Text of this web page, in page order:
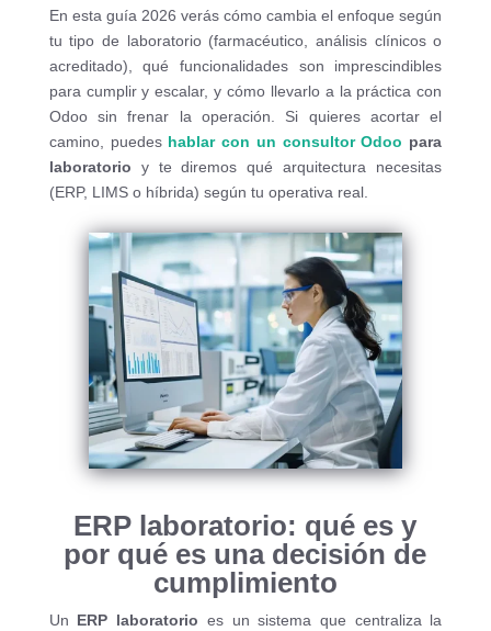
En esta guía 2026 verás cómo cambia el enfoque según
tu tipo de laboratorio (farmacéutico, análisis clínicos o
acreditado), qué funcionalidades son imprescindibles
para cumplir y escalar, y cómo llevarlo a la práctica con
Odoo sin frenar la operación. Si quieres acortar el
camino, puedes hablar con un consultor Odoo para
laboratorio y te diremos qué arquitectura necesitas
(ERP, LIMS o híbrida) según tu operativa real.
ERP laboratorio: qué es y
por qué es una decisión de
cumplimiento
Un ERP laboratorio es un sistema que centraliza la